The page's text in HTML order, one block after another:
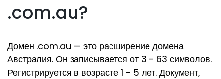
.com.au?
Домен .com.au — это расширение домена
Австралия. Он записывается от 3 - 63 символов.
Регистрируется в возрасте 1 - 5 лет. Документ,